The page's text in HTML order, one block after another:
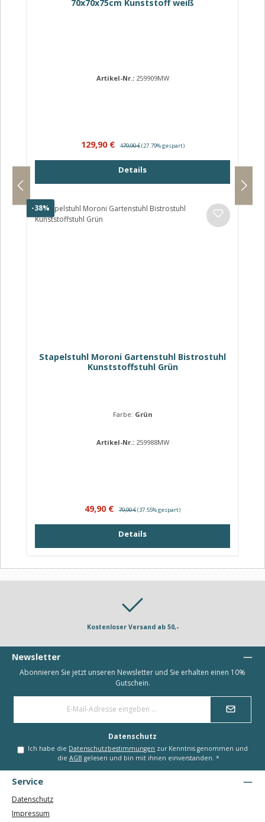
70x70x75cm Kunststoff weiß
Artikel-Nr.: 259909MW
Verkaufspreis:
129,90 € Regulärer Preis:
179,90 €(27.79% gespart)
Details
-38% Rabatt
Stapelstuhl Moroni Gartenstuhl Bistrostuhl
Kunststoffstuhl Grün
Farbe: Grün
Artikel-Nr.: 259988MW
Verkaufspreis:
49,90 € Regulärer Preis:
79,90 €(37.55% gespart)
Details
Kostenloser Versand ab 50,-
Newsletter
Abonnieren Sie jetzt unseren Newsletter und Sie erhalten einen 10%
Gutschein.
Datenschutz
Ich habe die Datenschutzbestimmungen zur Kenntnis genommen und
die AGB gelesen und bin mit ihnen einverstanden. *
Service
Datenschutz
Impressum